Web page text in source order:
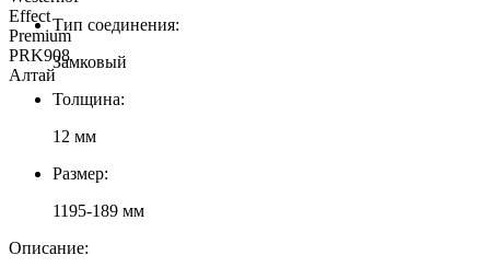
Тип соединения:
Замковый
Толщина:
12 мм
Размер:
1195-189 мм
Описание: